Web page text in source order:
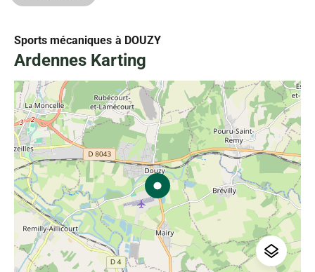
Sports mécaniques à DOUZY
Ardennes Karting